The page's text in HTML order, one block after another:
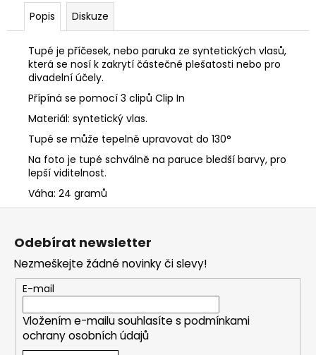
Popis Diskuze
Tupé je příčesek, nebo paruka ze syntetických vlasů,
která se nosí k zakrytí částečné plešatosti nebo pro
divadelní účely.
Přípíná se pomocí 3 clipů Clip In
Materiál: syntetický vlas.
Tupé se může tepelně upravovat do 130°
Na foto je tupé schválně na paruce bledší barvy, pro
lepší viditelnost.
Váha: 24 gramů
Odebírat newsletter
Nezmeškejte žádné novinky či slevy!
E-mail
Vložením e-mailu souhlasíte s podmínkami
ochrany osobních údajů